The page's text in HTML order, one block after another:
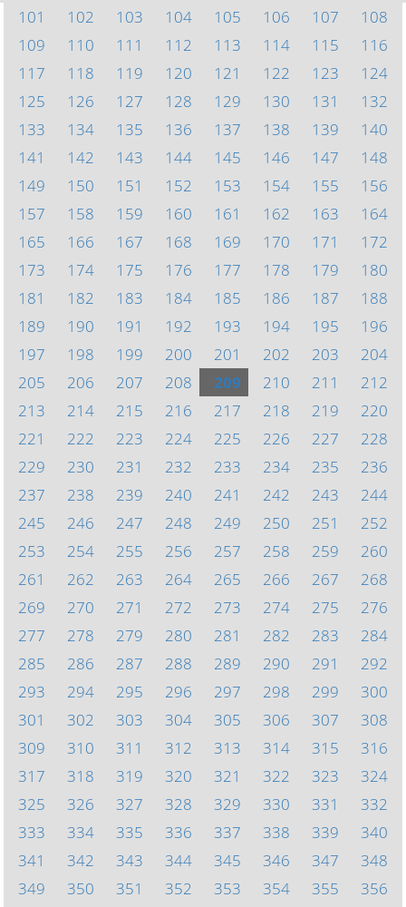
101
102 103 104 105 106 107
108
109
110 111 112 113 114 115
116
117
118 119 120 121 122 123
124
125
126 127 128 129 130 131
132
133
134 135 136 137 138 139
140
141
142 143 144 145 146 147
148
149
150 151 152 153 154 155
156
157
158 159 160 161 162 163
164
165
166 167 168 169 170 171
172
173
174 175 176 177 178 179
180
181
182 183 184 185 186 187
188
189
190 191 192 193 194 195
196
197
198 199 200 201 202 203
204
205
206 207 208 209 210 211
212
213
214 215 216 217 218 219
220
221
222 223 224 225 226 227
228
229
230 231 232 233 234 235
236
237
238 239 240 241 242 243
244
245
246 247 248 249 250 251
252
253
254 255 256 257 258 259
260
261
262 263 264 265 266 267
268
269
270 271 272 273 274 275
276
277
278 279 280 281 282 283
284
285
286 287 288 289 290 291
292
293
294 295 296 297 298 299
300
301
302 303 304 305 306 307
308
309
310 311 312 313 314 315
316
317
318 319 320 321 322 323
324
325
326 327 328 329 330 331
332
333
334 335 336 337 338 339
340
341
342 343 344 345 346 347
348
349
350 351 352 353 354 355
356